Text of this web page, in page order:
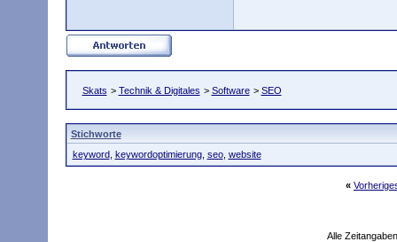
Skats > Technik & Digitales > Software > SEO
Stichworte
keyword, keywordoptimierung, seo, website
«
Alle